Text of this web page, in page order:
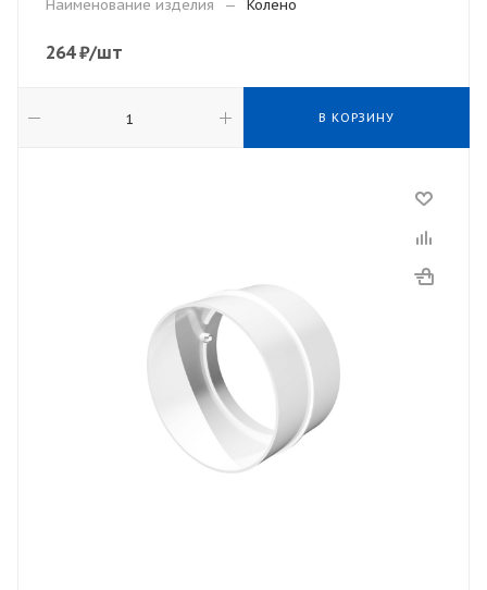
Наименование изделия
— Колено
264₽/шт
В КОРЗИНУ